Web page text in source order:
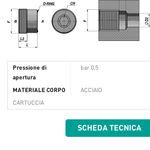
Pressione di
apertura
bar 0,5
MATERIALE CORPO ACCIAIO
CARTUCCIA
SCHEDA TECNICA